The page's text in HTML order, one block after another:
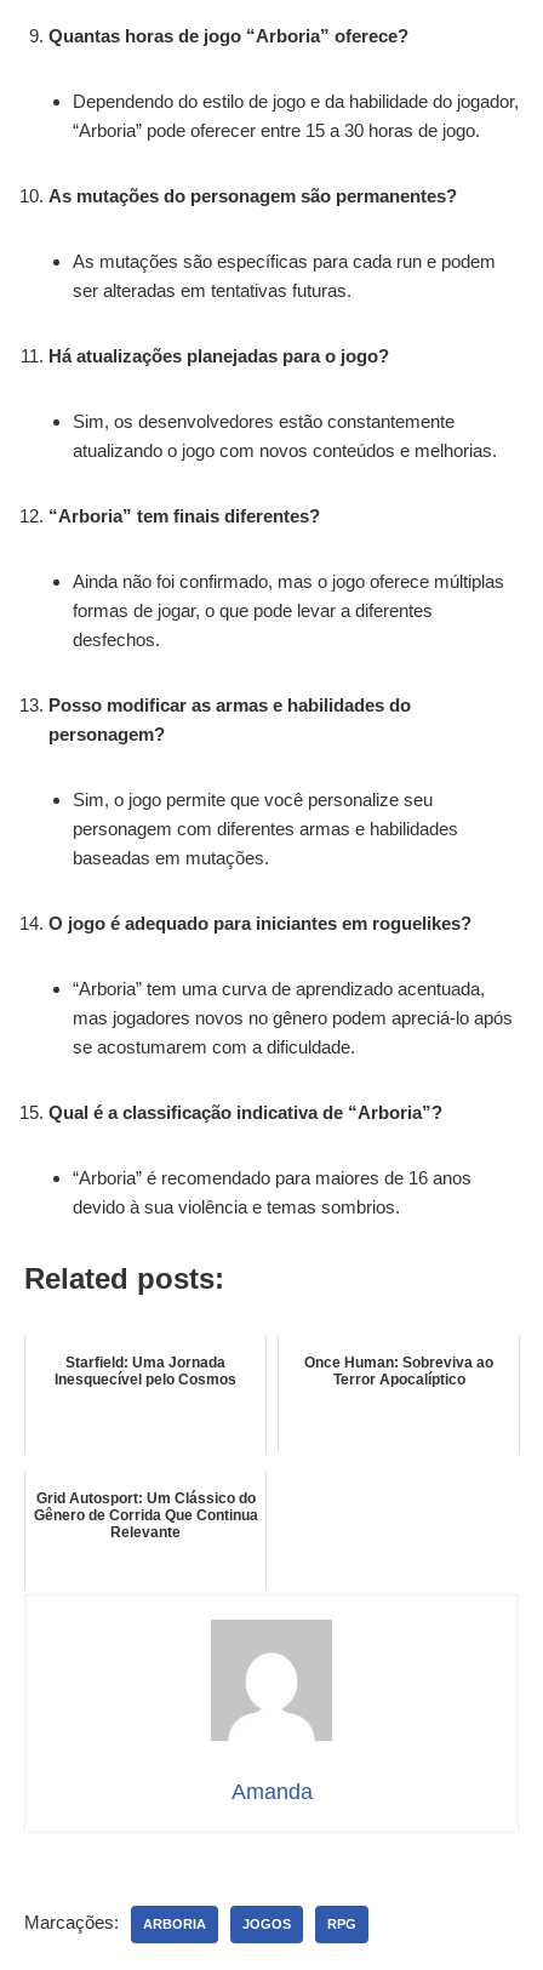
Quantas horas de jogo “Arboria” oferece?
Dependendo do estilo de jogo e da habilidade do jogador,
“Arboria” pode oferecer entre 15 a 30 horas de jogo.
As mutações do personagem são permanentes?
As mutações são específicas para cada run e podem
ser alteradas em tentativas futuras.
Há atualizações planejadas para o jogo?
Sim, os desenvolvedores estão constantemente
atualizando o jogo com novos conteúdos e melhorias.
“Arboria” tem finais diferentes?
Ainda não foi confirmado, mas o jogo oferece múltiplas
formas de jogar, o que pode levar a diferentes
desfechos.
Posso modificar as armas e habilidades do
personagem?
Sim, o jogo permite que você personalize seu
personagem com diferentes armas e habilidades
baseadas em mutações.
O jogo é adequado para iniciantes em roguelikes?
“Arboria” tem uma curva de aprendizado acentuada,
mas jogadores novos no gênero podem apreciá-lo após
se acostumarem com a dificuldade.
Qual é a classificação indicativa de “Arboria”?
“Arboria” é recomendado para maiores de 16 anos
devido à sua violência e temas sombrios.
Related posts:
Starfield: Uma Jornada
Inesquecível pelo Cosmos
Once Human: Sobreviva ao
Terror Apocalíptico
Grid Autosport: Um Clássico do
Gênero de Corrida Que Continua
Relevante
Amanda
Marcações: ARBORIA JOGOS RPG